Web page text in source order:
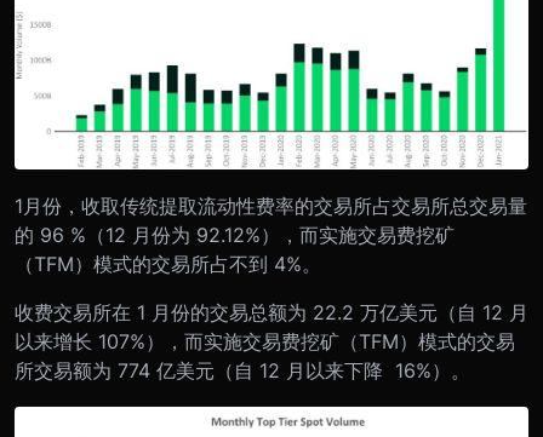
1月份，收取传统提取流动性费率的交易所占交易所总交易量
的 96 %（12 月份为 92.12%），而实施交易费挖矿
（TFM）模式的交易所占不到 4%。
收费交易所在 1 月份的交易总额为 22.2 万亿美元（自 12 月
以来增长 107%），而实施交易费挖矿（TFM）模式的交易
所交易额为 774 亿美元（自 12 月以来下降 16%）。